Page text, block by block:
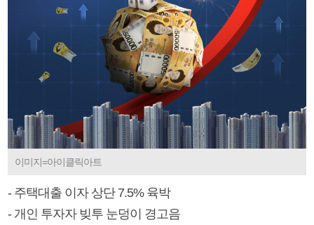
이미지=아이클릭아트
- 주택대출 이자 상단 7.5% 육박
- 개인 투자자 빚투 눈덩이 경고음